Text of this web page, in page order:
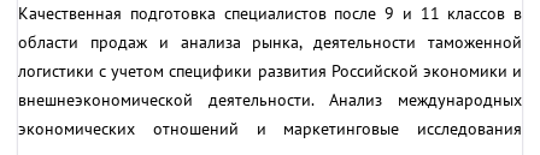
Качественная подготовка специалистов после 9 и 11 классов в
области продаж и анализа рынка, деятельности таможенной
логистики с учетом специфики развития Российской экономики и
внешнеэкономической деятельности. Анализ международных
экономических отношений и маркетинговые исследования